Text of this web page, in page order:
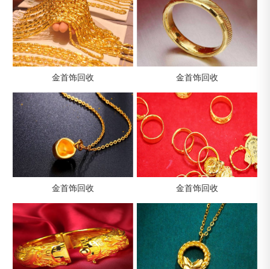
金首饰回收 金首饰回收
金首饰回收 金首饰回收